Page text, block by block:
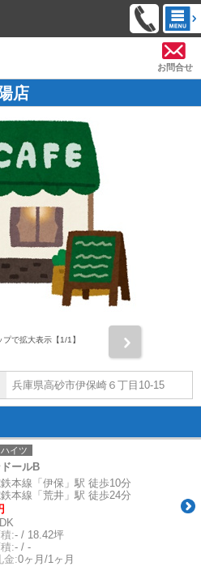
お問合せ
店
プで拡大表示【1/1】
兵庫県高砂市伊保崎６丁目10-15
イツ
ールB
本線「伊保」駅 徒歩10分
本線「荒井」駅 徒歩24分
:- / 18.42坪
:- / -
金:0ヶ月/1ヶ月